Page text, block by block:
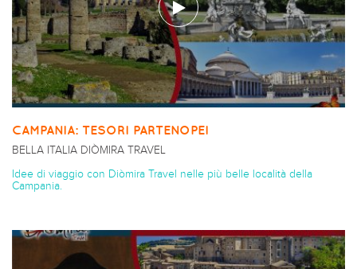
CAMPANIA: TESORI PARTENOPEI
BELLA ITALIA DIÒMIRA TRAVEL
Idee di viaggio con Diòmira Travel nelle più belle località della
Campania.